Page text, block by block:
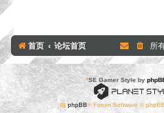
首页 论坛首页 所
*SE Gamer Style by
由 phpBB® Forum Software ©